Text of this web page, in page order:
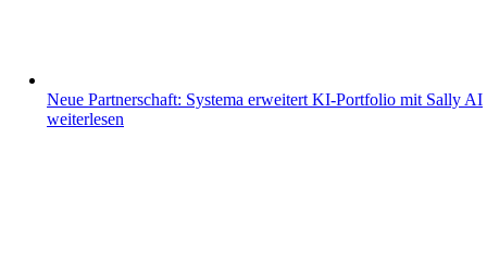
Neue Partnerschaft: Systema erweitert KI-Portfolio mit Sally AI
weiterlesen